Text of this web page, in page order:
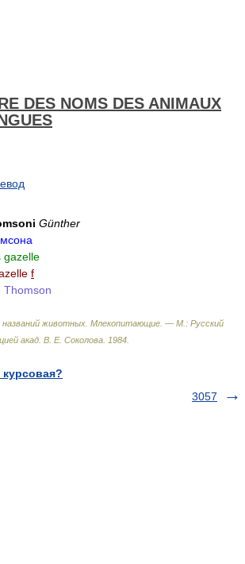
DES NOMS DES ANIMAUX
Günther
gazelle
f
Thomson
названий животных. Млекопитающие. — М.: Русский
акад. В. Е. Соколова 1984
3057